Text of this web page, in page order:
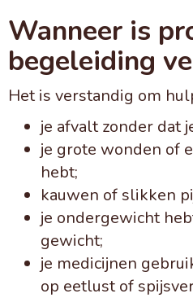
Wanneer is
begeleiding
Het is verstandig om
je afvalt zonder dat
je grote wonden of
hebt;
kauwen of slikken
je ondergewicht
gewicht;
je medicijnen
op eetlust of